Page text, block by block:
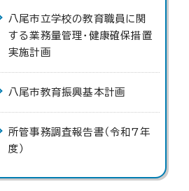
八尾市立学校の教育職員に関
する業務量管理・健康確保措置
実施計画
八尾市教育振興基本計画
所管事務調査報告書（令和7年
度）